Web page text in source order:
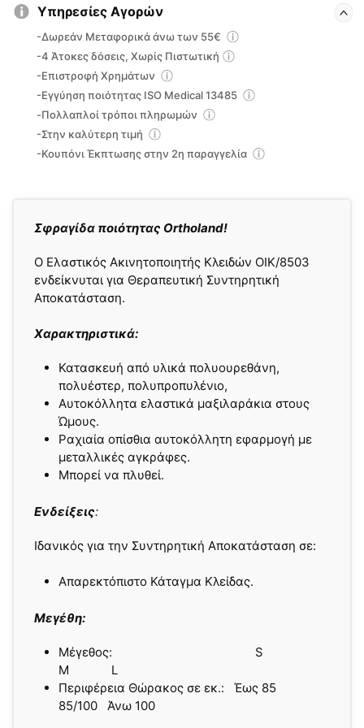
Σφραγίδα ποιότητας Ortholand!
O Ελαστικός Ακινητοποιητής Κλειδών OIK/8503
ενδείκνυται για Θεραπευτική Συντηρητική
Αποκατάσταση.
Χαρακτηριστικά:
Κατασκευή από υλικά πολυουρεθάνη,
πολυέστερ, πολυπροπυλένιο,
Αυτοκόλλητα ελαστικά μαξιλαράκια στους
Ώμους.
Ραχιαία οπίσθια αυτοκόλλητη εφαρμογή με
μεταλλικές αγκράφες.
Μπορεί να πλυθεί.
Ενδείξεις:
Ιδανικός για την Συντηρητική Αποκατάσταση σε:
Απαρεκτόπιστο Κάταγμα Κλείδας.
Μεγέθη:
Μέγεθος: S
M L
Περιφέρεια Θώρακος σε εκ.: Έως 85
85/100 Άνω 100
Υπηρεσίες Αγορών
-Δωρεάν Μεταφορικά άνω των 55€
-4 Άτοκες δόσεις, Χωρίς Πιστωτική
-Επιστροφή Χρημάτων
-Εγγύηση ποιότητας ISO Medical 13485
-Πολλαπλοί τρόποι πληρωμών
-Στην καλύτερη τιμή
-Κουπόνι Έκπτωσης στην 2η παραγγελία